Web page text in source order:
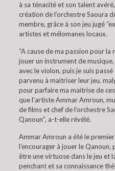
à sa ténacité et son talent
création de l’orchestre Saoura
membre, grâce à son jeu jugé
artistes et mélomanes locaux.
“A cause de ma passion pour la
jouer un instrument de
avec le violon, puis je suis
parvenu à maitriser leur jeu,
pour parfaire ma maitrise de
que l’artiste Ammar Amroun,
de films et chef de l’orchestre
Qanoun”, a-t-elle révélé.
Ammar Amroun a été le
l’encourager à jouer le Qanoun,
être une virtuose dans le jeu et
penchant et sa connaissance